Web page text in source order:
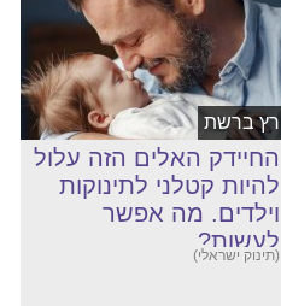
רץ ברשת
החיידק האלים הזה עלול
להיות קטלני לתינוקות
וילדים. מה אפשר
לעשות?
(תינוק ישראלי)